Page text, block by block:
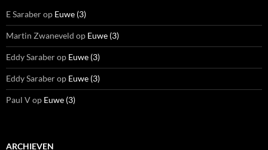
E Saraberop Euwe (3)
Martin Zwaneveld op Euwe (3)
Eddy Saraberop Euwe (3)
Eddy Saraberop Euwe (3)
Paul Vop Euwe (3)
ARCHIEVEN